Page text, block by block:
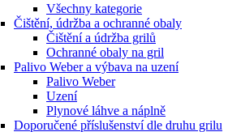
Všechny kategorie
Čištění, údržba a ochranné obaly
Čištění a údržba grilů
Ochranné obaly na gril
Palivo Weber a výbava na uzení
Palivo Weber
Uzení
Plynové láhve a náplně
Doporučené příslušenství dle druhu grilu